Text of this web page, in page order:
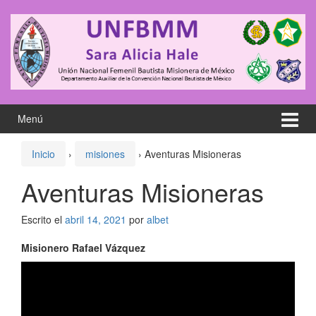
contenido
meú
principal
Menú
Inicio › misiones › Aventuras Misioneras
Aventuras Misioneras
Escrito el abril 14, 2021 por albet
Misionero Rafael Vázquez